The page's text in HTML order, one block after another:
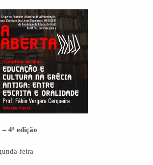
4ª edição
feira